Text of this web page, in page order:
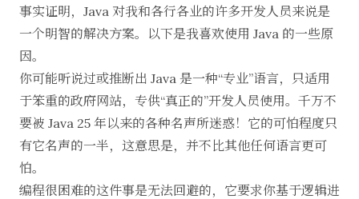
事实证明，Java 对我和各行各业的许多开发人员来说是
一个明智的解决方案。以下是我喜欢使用 Java 的一些原
因。
你可能听说过或推断出 Java 是一种“专业”语言，只适用
于笨重的政府网站，专供“真正的”开发人员使用。千万不
要被 Java 25 年以来的各种名声所迷惑！它的可怕程度只
有它名声的一半，这意思是，并不比其他任何语言更可
怕。
编程很困难的这件事是无法回避的，它要求你基于逻辑进